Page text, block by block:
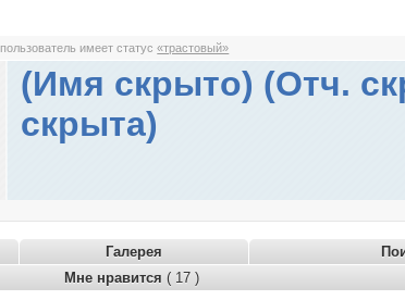
пользователь имеет статус«трастовый»
(Имя скрыто) (Отч.
скрыта)
Галерея
Мне нравится ( 17 )